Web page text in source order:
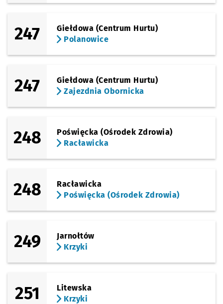
247
Giełdowa (Centrum Hurtu)
Polanowice
247
Giełdowa (Centrum Hurtu)
Zajezdnia Obornicka
248
Poświęcka (Ośrodek Zdrowia)
Racławicka
248
Racławicka
Poświęcka (Ośrodek Zdrowia)
249
Jarnołtów
Krzyki
251
Litewska
Krzyki